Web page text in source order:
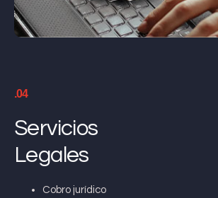
.04
Servicios
Legales
Cobro jurídico